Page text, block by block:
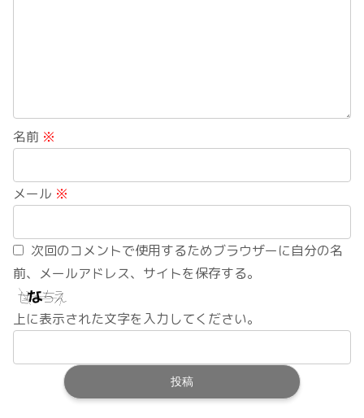
名前 ※
メール ※
次回のコメントで使用するためブラウザーに自分の名
前、メールアドレス、サイトを保存する。
上に表示された文字を入力してください。